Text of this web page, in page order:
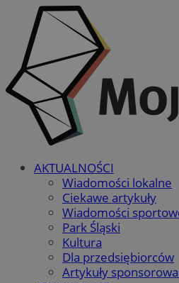
AKTUALNOŚCI
Wiadomości lokalne
Ciekawe artykuły
Wiadomości
Park Śląski
Kultura
Dla przedsiębiorców
Artykuły